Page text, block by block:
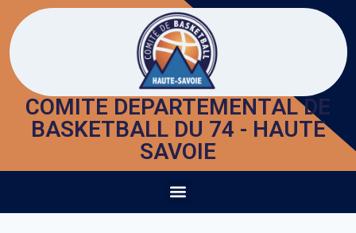
COMITE DEPARTEMENTAL DE
BASKETBALL DU 74 - HAUTE
SAVOIE